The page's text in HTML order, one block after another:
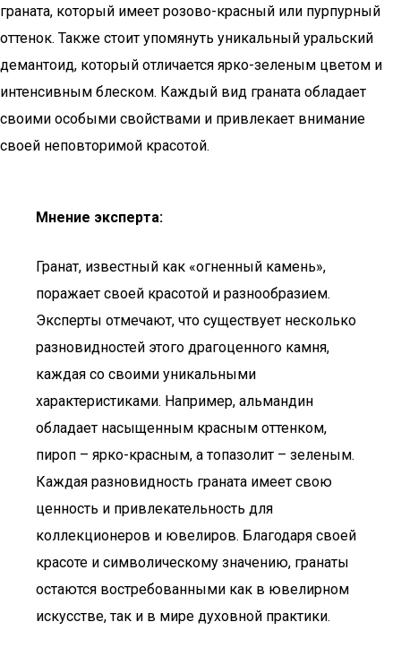
граната, который имеет розово-красный или пурпурный
оттенок. Также стоит упомянуть уникальный уральский
демантоид, который отличается ярко-зеленым цветом и
интенсивным блеском. Каждый вид граната обладает
своими особыми свойствами и привлекает внимание
своей неповторимой красотой.
Мнение эксперта:
Гранат, известный как «огненный камень»,
поражает своей красотой и разнообразием.
Эксперты отмечают, что существует несколько
разновидностей этого драгоценного камня,
каждая со своими уникальными
характеристиками. Например, альмандин
обладает насыщенным красным оттенком,
пироп – ярко-красным, а топазолит – зеленым.
Каждая разновидность граната имеет свою
ценность и привлекательность для
коллекционеров и ювелиров. Благодаря своей
красоте и символическому значению, гранаты
остаются востребованными как в ювелирном
искусстве, так и в мире духовной практики.